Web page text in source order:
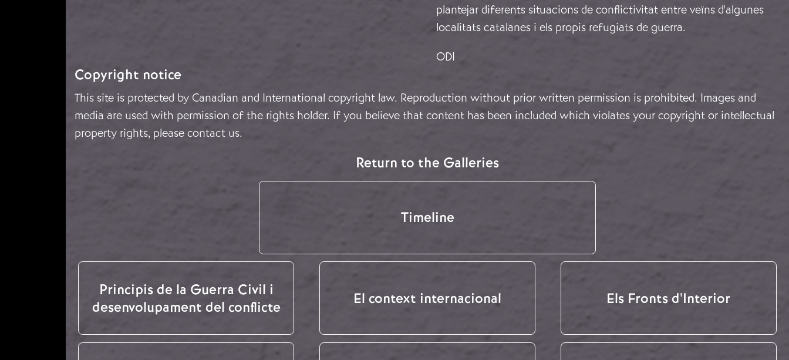
plantejar diferents situacions de conflictivitat entre veïns d'algunes
localitats catalanes i els propis refugiats de guerra.
ODI
Copyright notice
This site is protected by Canadian and International copyright law. Reproduction without prior written permission is prohibited. Images and
media are used with permission of the rights holder. If you believe that content has been included which violates your copyright or intellectual
property rights, please contact us.
Return to the Galleries
Timeline
Principis de la Guerra Civil i
desenvolupament del conflicte
El context internacional Els Fronts d'Interior